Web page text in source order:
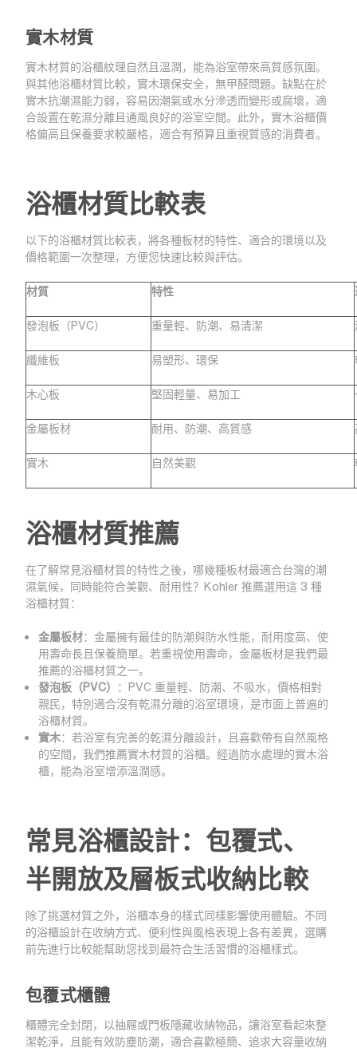
實木材質
實木材質的浴櫃紋理自然且溫潤，能為浴室帶來高質感氛圍。
與其他浴櫃材質比較，實木環保安全，無甲醛問題。缺點在於
實木抗潮濕能力弱，容易因潮氣或水分滲透而變形或腐壞，適
合設置在乾濕分離且通風良好的浴室空間。此外，實木浴櫃價
格偏高且保養要求較嚴格，適合有預算且重視質感的消費者。
浴櫃材質比較表
以下的浴櫃材質比較表，將各種板材的特性、適合的環境以及
價格範圍一次整理，方便您快速比較與評估。
材質 特性
發泡板（PVC） 重量輕、防潮、易清潔
纖維板 易塑形、環保
木心板 堅固輕量、易加工
金屬板材 耐用、防潮、高質感
實木 自然美觀
浴櫃材質推薦
在了解常見浴櫃材質的特性之後，哪幾種板材最適合台灣的潮
濕氣候，同時能符合美觀、耐用性？Kohler 推薦選用這 3 種
浴櫃材質：
金屬板材：金屬擁有最佳的防潮與防水性能，耐用度高、使
用壽命長且保養簡單。若重視使用壽命，金屬板材是我們最
推薦的浴櫃材質之一。
發泡板（PVC） ：PVC 重量輕、防潮、不吸水，價格相對
親民，特別適合沒有乾濕分離的浴室環境，是市面上普遍的
浴櫃材質。
實木：若浴室有完善的乾濕分離設計，且喜歡帶有自然風格
的空間，我們推薦實木材質的浴櫃。經過防水處理的實木浴
櫃，能為浴室增添溫潤感。
常見浴櫃設計：包覆式、
半開放及層板式收納比較
除了挑選材質之外，浴櫃本身的樣式同樣影響使用體驗。不同
的浴櫃設計在收納方式、便利性與風格表現上各有差異，選購
前先進行比較能幫助您找到最符合生活習慣的浴櫃樣式。
包覆式櫃體
櫃體完全封閉，以抽屜或門板隱藏收納物品，讓浴室看起來整
潔乾淨，且能有效防塵防潮，適合喜歡極簡、追求大容量收納